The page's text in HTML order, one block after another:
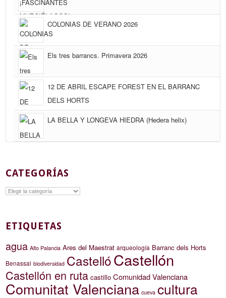
COLONIAS DE VERANO 2026
Els tres barrancs. Primavera 2026
12 DE ABRIL ESCAPE FOREST EN EL BARRANC
DELS HORTS
LA BELLA Y LONGEVA HIEDRA (Hedera helix)
CATEGORÍAS
Categorías
ETIQUETAS
agua Alto Palancia Ares del Maestrat arqueología Barranc dels Horts
Benassal biodiversidad CastellóCastellón
Castellón en ruta castillo Comunidad Valenciana
Comunitat Valenciana cueva cultura